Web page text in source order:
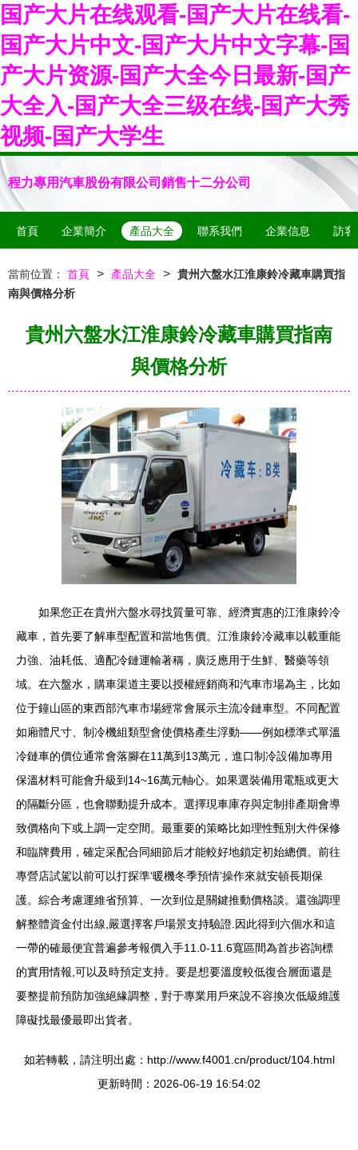
国产大片在线观看-国产大片在线看-
国产大片中文-国产大片中文字幕-国
产大片资源-国产大全今日最新-国产
大全入-国产大全三级在线-国产大秀
视频-国产大学生
程力專用汽車股份有限公司銷售十二分公司
首頁 企業簡介 產品大全 聯系我們 企業信息 訪客
當前位置： 首頁 > 產品大全 > 貴州六盤水江淮康鈴冷藏車購買指
南與價格分析
貴州六盤水江淮康鈴冷藏車購買指南
與價格分析
如果您正在貴州六盤水尋找質量可靠、經濟實惠的江淮康鈴冷
藏車，首先要了解車型配置和當地售價。江淮康鈴冷藏車以載重能
力強、油耗低、適配冷鏈運輸著稱，廣泛應用于生鮮、醫藥等領
域。在六盤水，購車渠道主要以授權經銷商和汽車市場為主，比如
位于鐘山區的東西部汽車市場經常會展示主流冷鏈車型。不同配置
如廂體尺寸、制冷機組類型會使價格產生浮動——例如標準式單溫
冷鏈車的價位通常會落腳在11萬到13萬元，進口制冷設備加專用
保溫材料可能會升級到14~16萬元軸心。如果選裝備用電瓶或更大
的隔斷分區，也會聯動提升成本。選擇現車庫存與定制排產期會導
致價格向下或上調一定空間。最重要的策略比如理性甄別大件保修
和臨牌費用，確定采配合同細節后才能較好地鎖定初始總價。前往
專營店試駕以前可以打探準‘暖機冬季預情’操作來就安頓長期保
護。綜合考慮運維省預算、一次到位是關鍵推動價格談。還強調理
解整體資金付出線,嚴選擇客戶場景支持驗證.因此得到六個水和這
一帶的確最便宜普遍參考報價入手11.0-11.6寬區間為首步咨詢標
的實用情報,可以及時預定支持。要是想要溫度較低復合層面還是
要整提前預防加強絕緣調整，對于專業用戶來說不容換次低級維護
障礙找最優最即出貨者。
如若轉載，請注明出處：http://www.f4001.cn/product/104.html
更新時間：2026-06-19 16:54:02